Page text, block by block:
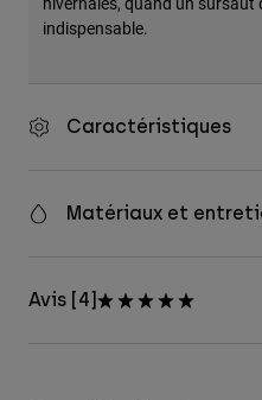
indispensable.
Caractéristiques
Matériaux et
Avis [4]